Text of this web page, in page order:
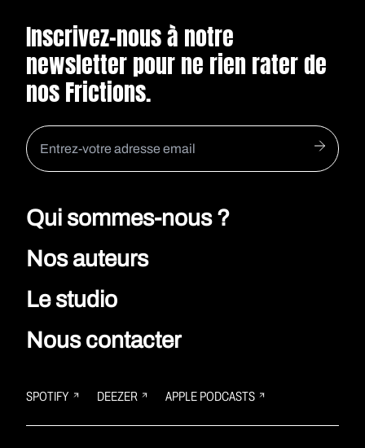
Inscrivez-nous à notre
newsletter pour ne rien rater de
nos Frictions.
Qui sommes-nous ?
Nos auteurs
Le studio
Nous contacter
SPOTIFY DEEZER APPLE PODCASTS